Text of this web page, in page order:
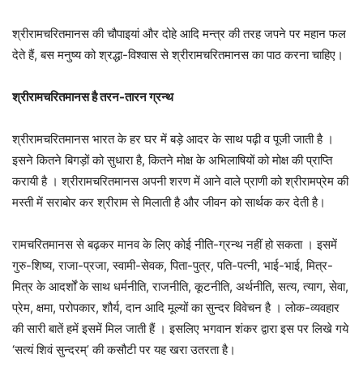
श्रीरामचरितमानस की चौपाइयां और दोहे आदि मन्त्र की तरह जपने पर महान फल
देते हैं, बस मनुष्य को श्रद्धा-विश्वास से श्रीरामचरितमानस का पाठ करना चाहिए।
श्रीरामचरितमानस है तरन-तारन ग्रन्थ
श्रीरामचरितमानस भारत के हर घर में बड़े आदर के साथ पढ़ी व पूजी जाती है ।
इसने कितने बिगड़ों को सुधारा है, कितने मोक्ष के अभिलाषियों को मोक्ष की प्राप्ति
करायी है । श्रीरामचरितमानस अपनी शरण में आने वाले प्राणी को श्रीरामप्रेम की
मस्ती में सराबोर कर श्रीराम से मिलाती है और जीवन को सार्थक कर देती है।
रामचरितमानस से बढ़कर मानव के लिए कोई नीति-ग्रन्थ नहीं हो सकता । इसमें
गुरु-शिष्य, राजा-प्रजा, स्वामी-सेवक, पिता-पुत्र, पति-पत्नी, भाई-भाई, मित्र-
मित्र के आदर्शों के साथ धर्मनीति, राजनीति, कूटनीति, अर्थनीति, सत्य, त्याग, सेवा,
प्रेम, क्षमा, परोपकार, शौर्य, दान आदि मूल्यों का सुन्दर विवेचन है । लोक-व्यवहार
की सारी बातें हमें इसमें मिल जाती हैं । इसलिए भगवान शंकर द्वारा इस पर लिखे गये
‘सत्यं शिवं सुन्दरम्’ की कसौटी पर यह खरा उतरता है।